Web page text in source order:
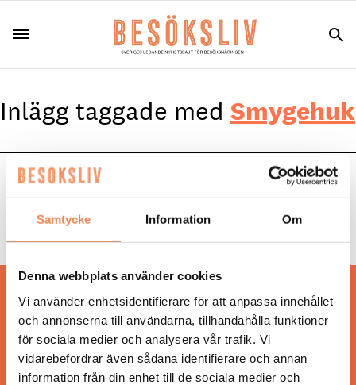
Samtycke Information Om
Denna webbplats använder cookies
Vi använder enhetsidentifierare för att anpassa innehållet
och annonserna till användarna, tillhandahålla funktioner
för sociala medier och analysera vår trafik. Vi
vidarebefordrar även sådana identifierare och annan
information från din enhet till de sociala medier och
Inlägg taggade med Smygehuk
NYHETER | 25 januari 2022
Köpmansmagasinet utvecklar verksamheten –
fler ska lockas till sydkusten
Hos oss läser du landets mest uppdaterade
nyheter och snackisar inom besöksnäringen.
Besöksliv i sin tryckta form är ett affärsmagasin
för ägare och ledare inom besöksnäringen.
Tidningen ges ut avVisita.